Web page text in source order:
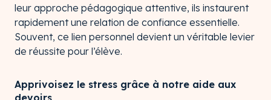
leur approche pédagogique attentive, ils instaurent
rapidement une relation de confiance essentielle.
Souvent, ce lien personnel devient un véritable levier
de réussite pour l’élève.
Apprivoisez le stress grâce à notre aide aux
devoirs